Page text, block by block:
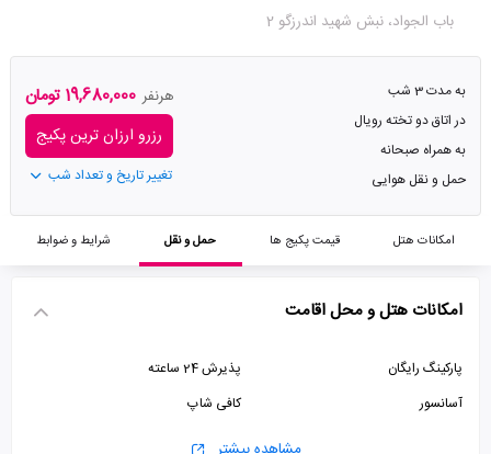
باب الجواد، نبش شهید اندرزگو 2
به مدت 3 شب
در اتاق دو تخته رویال
به همراه صبحانه
حمل و نقل هوایی
هرنفر 19,680,000 تومان
رزرو ارزان ترین پکیج
تغییر تاریخ و تعداد شب
امکانات هتل قیمت پکیج ها حمل و نقل شرایط و ضوابط
امکانات هتل و محل اقامت
پارکینگ رایگان
پذیرش 24 ساعته
آسانسور
کافی شاپ